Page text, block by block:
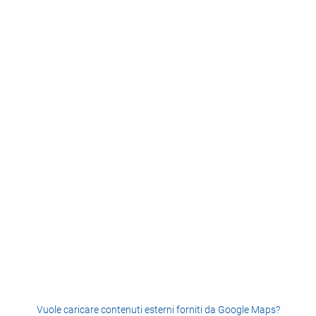
Vuole caricare contenuti esterni forniti da Google Maps?